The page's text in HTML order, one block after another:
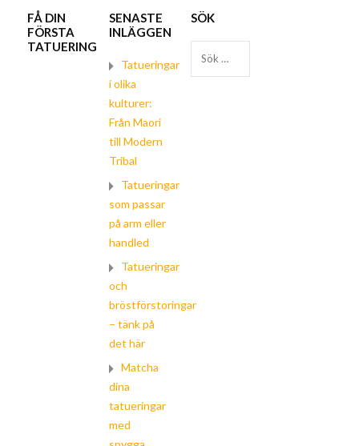
FÅ DIN
FÖRSTA
TATUERING
SENASTE
INLÄGGEN
Tatueringar
i olika
kulturer:
Från Maori
till Modern
Tribal
Tatueringar
som passar
på arm eller
handled
Tatueringar
och
bröstförstoringar
– tänk på
det här
Matcha
dina
tatueringar
med
SÖK
efter: